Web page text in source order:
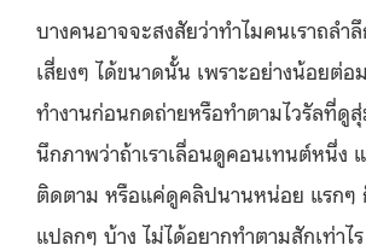
บางคนอาจจะสงสัยว่าทำไมคนเราถลำ
เสี่ยงๆ ได้ขนาดนั้น เพราะอย่างน้อยต่อ
ทำงานก่อนกดถ่ายหรือทำตามไวรัลที่ดู
นึกภาพว่าถ้าเราเลื่อนดูคอนเทนต์หนึ่ง
ติดตาม หรือแค่ดูคลิปนานหน่อย แรกๆ
แปลกๆ บ้าง ไม่ได้อยากทำตามสักเท่า